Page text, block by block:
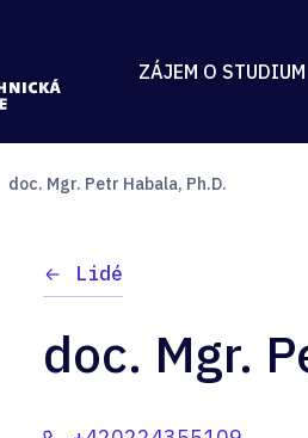
ZÁJEM O STUDIUM
doc. Mgr. Petr Habala, Ph.D.
Lidé
doc. Mgr.